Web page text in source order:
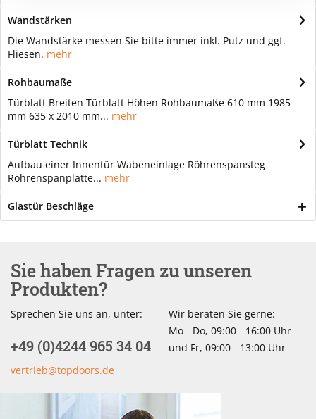
Wandstärken
Die Wandstärke messen Sie bitte immer inkl. Putz und ggf.
Fliesen. mehr
Rohbaumaße
Türblatt Breiten Türblatt Höhen Rohbaumaße 610 mm 1985
mm 635 x 2010 mm... mehr
Türblatt Technik
Aufbau einer Innentür Wabeneinlage Röhrenspansteg
Röhrenspanplatte... mehr
Glastür Beschläge
Sie haben Fragen zu unseren
Produkten?
Sprechen Sie uns an, unter:
+49 (0)4244 965 34 04
vertrieb@topdoors.de
Wir beraten Sie gerne:
Mo - Do, 09:00 - 16:00 Uhr
und Fr, 09:00 - 13:00 Uhr